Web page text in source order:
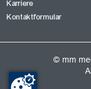
Karriere
Kontaktformular
© mm